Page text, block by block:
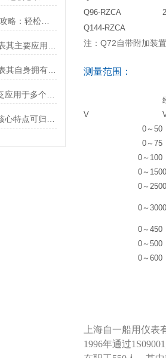
金属管浮子流量计操作全攻略：轻松拿捏，精准掌控每一步！
Q144-FTZ三相功率因数表其自身拥有怎样的功能呢？
Q96-RZCA
Q144-RZCA
注：Q72自带附加装
测量范围：
V
0～50
0～75
0～100
0～150
0～250
0～300
0～450
0～500
0～600
上海自一船用仪
1996年通过